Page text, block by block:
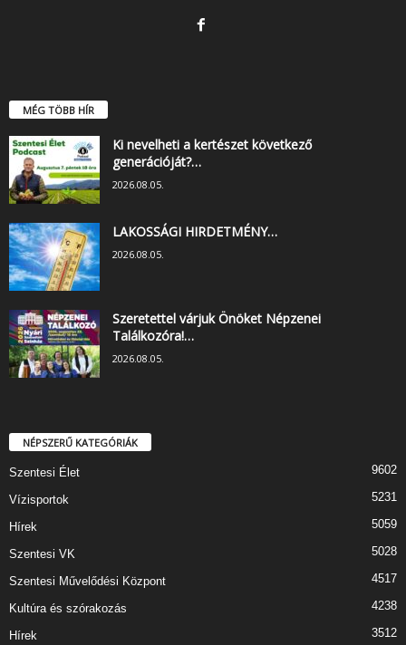
MÉG TÖBB HÍR
Ki nevelheti a kertészet következő
generációját?…
2026.08.05.
LAKOSSÁGI HIRDETMÉNY…
2026.08.05.
Szeretettel várjuk Önöket Népzenei
Találkozóra!…
2026.08.05.
NÉPSZERŰ KATEGÓRIÁK
Szentesi Élet 9602
Vízisportok 5231
Hírek 5059
Szentesi VK 5028
Szentesi Művelődési Központ 4517
Kultúra és szórakozás 4238
Hírek 3512